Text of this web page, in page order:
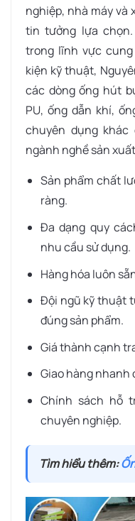
nghiệp, nhà máy và
tin tưởng lựa chọn.
trong lĩnh vực
kiện kỹ thuật,
các dòng ống hút
PU, ống dẫn khí,
chuyên dụng
ngành nghề sản
Sản phẩm chất
ràng.
Đa dạng quy
nhu cầu sử dụng.
Hàng hóa luôn
Đội ngũ kỹ thuật
đúng sản phẩm.
Giá thành cạnh
Giao hàng nhanh
Chính sách hỗ
chuyên nghiệp.
Tìm hiểu thêm: